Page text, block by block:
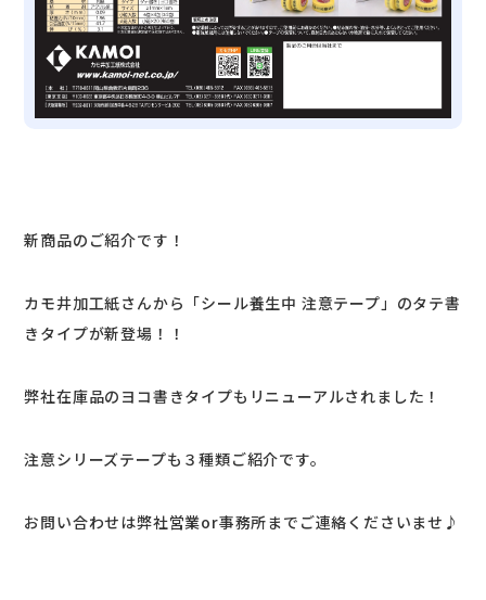
新商品のご紹介です！
カモ井加工紙さんから「シール養生中 注意テープ」のタテ書
きタイプが新登場！！
弊社在庫品のヨコ書きタイプもリニューアルされました！
注意シリーズテープも３種類ご紹介です。
お問い合わせは弊社営業or事務所までご連絡くださいませ♪